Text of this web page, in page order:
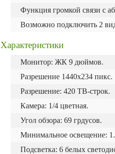
Функция громкой связи с
Возможно подключить 2
Характеристики
Монитор: ЖК 9 дюймов.
Разрешение 1440х234 пикс.
Разрешение: 420 ТВ-строк.
Камера: 1/4 цветная.
Угол обзора: 69 грдусов.
Минимальное освещение:
Подсветка: 6 белых